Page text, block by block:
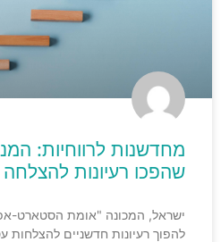
מחדשנות לרווחיות:
שהפכו רעיונות להצלחה
ישראל, המכונה "אומת הסטארט-
להפוך רעיונות חדשניים להצלחות